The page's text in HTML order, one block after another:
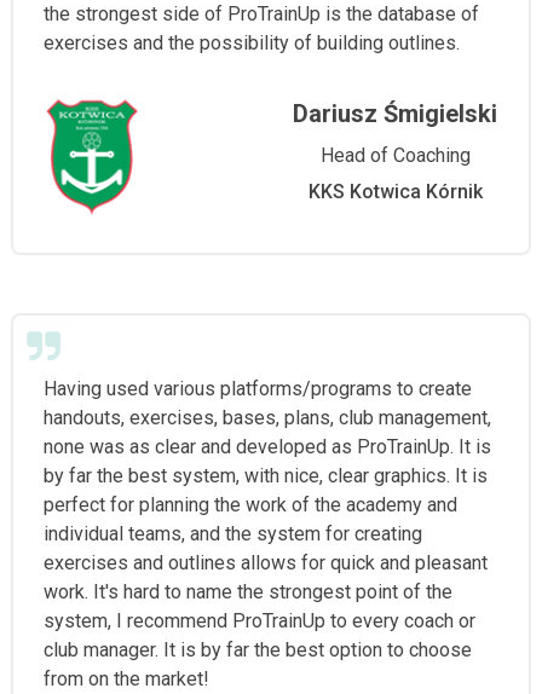
the strongest side of ProTrainUp is the database of
exercises and the possibility of building outlines.
Dariusz Śmigielski
Head of Coaching
KKS Kotwica Kórnik
Having used various platforms/programs to create
handouts, exercises, bases, plans, club management,
none was as clear and developed as ProTrainUp. It is
by far the best system, with nice, clear graphics. It is
perfect for planning the work of the academy and
individual teams, and the system for creating
exercises and outlines allows for quick and pleasant
work. It's hard to name the strongest point of the
system, I recommend ProTrainUp to every coach or
club manager. It is by far the best option to choose
from on the market!